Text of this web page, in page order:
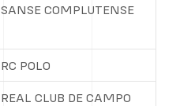
SANSE COMPLUTENSE
RC POLO
REAL CLUB DE CAMPO